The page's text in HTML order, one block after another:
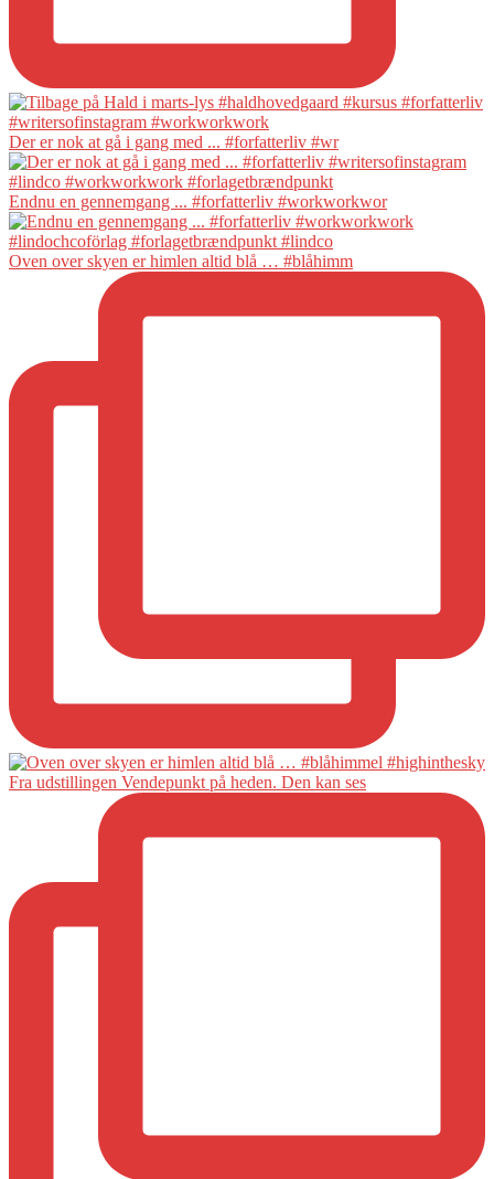
Der er nok at gå i gang med ... #forfatterliv #wr
Endnu en gennemgang ... #forfatterliv #workworkwor
Oven over skyen er himlen altid blå … #blåhimm
Fra udstillingen Vendepunkt på heden. Den kan ses